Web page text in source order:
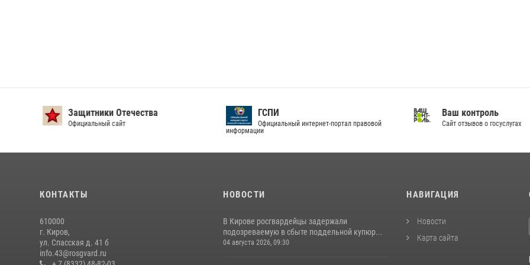
Защитники Отечества
Официальный сайт
ГСПИ
Официальный интернет-портал правовой
информации
Ваш контроль
Сайт отзывов о госуслугах
КОНТАКТЫ
610000
г. Киров,
ул. Спасская д. 41 б
info.43@rosgvard.ru
НОВОСТИ
В Кирове росгвардейцы задержали
подозреваемую в сбыте поддельной купюр...
04 августа 2026, 09:30
НАВИГАЦИЯ
Новости
Карта сайта